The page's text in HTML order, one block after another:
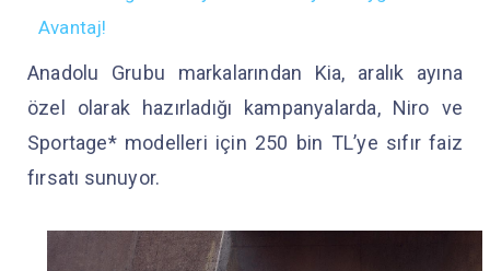
Avantaj!
Anadolu Grubu markalarından Kia, aralık ayına
özel olarak hazırladığı kampanyalarda, Niro ve
Sportage* modelleri için 250 bin TL’ye sıfır faiz
fırsatı sunuyor.